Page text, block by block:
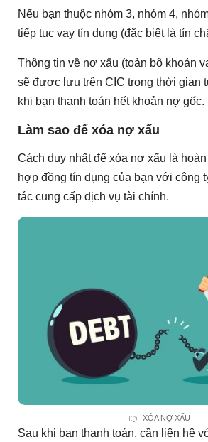
Nếu bạn thuộc nhóm 3, nhóm 4,
tiếp tục vay tín dụng (đặc biệt là tín
Thông tin về nợ xấu (toàn bộ khoản
sẽ được lưu trên CIC trong thời gian
khi bạn thanh toán hết khoản nợ gốc.
Làm sao để xóa nợ xấu
Cách duy nhất để xóa nợ xấu là
hợp đồng tín dụng của bạn với công
tác cung cấp dịch vụ tài chính.
XÓA NỢ XẤU
Sau khi bạn thanh toán, cần liên hệ